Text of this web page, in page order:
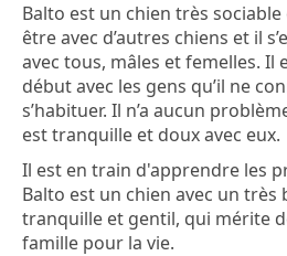
Balto est un chien très
être avec d’autres chiens et il
avec tous, mâles et femelles. Il
début avec les gens qu’il ne
s’habituer. Il n’a aucun
est tranquille et doux avec eux.
Il est en train d'apprendre les
Balto est un chien avec un très
tranquille et gentil, qui mérite
famille pour la vie.